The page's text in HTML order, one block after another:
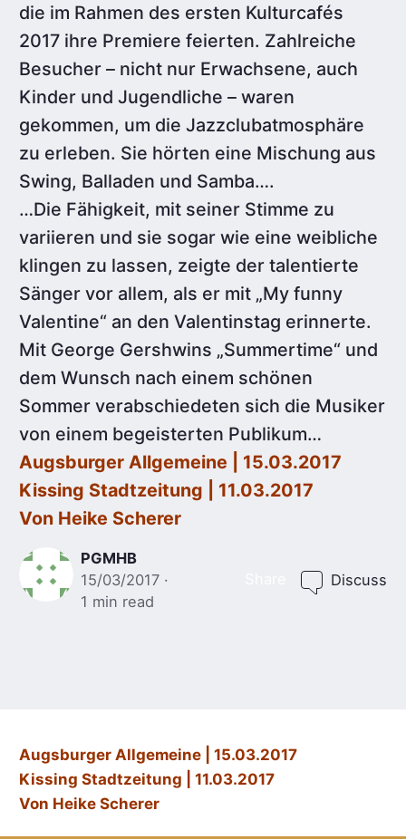
die im Rahmen des ersten Kulturcafés
2017 ihre Premiere feierten. Zahlreiche
Besucher – nicht nur Erwachsene, auch
Kinder und Jugendliche – waren
gekommen, um die Jazzclubatmosphäre
zu erleben. Sie hörten eine Mischung aus
Swing, Balladen und Samba….
…Die Fähigkeit, mit seiner Stimme zu
variieren und sie sogar wie eine weibliche
klingen zu lassen, zeigte der talentierte
Sänger vor allem, als er mit „My funny
Valentine“ an den Valentinstag erinnerte.
Mit George Gershwins „Summertime“ und
dem Wunsch nach einem schönen
Sommer verabschiedeten sich die Musiker
von einem begeisterten Publikum…
Augsburger Allgemeine | 15.03.2017
Kissing Stadtzeitung | 11.03.2017
Von Heike Scherer
PGMHB
15/03/2017
1 min read
Discuss
Augsburger Allgemeine | 15.03.2017
Kissing Stadtzeitung | 11.03.2017
Von Heike Scherer